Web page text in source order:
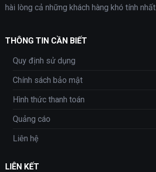
hài lòng cả những khách hàng khó tính nhất.
THÔNG TIN CẦN BIẾT
Quy định sử dụng
Chính sách bảo mật
Hình thức thanh toán
Quảng cáo
Liên hệ
LIÊN KẾT